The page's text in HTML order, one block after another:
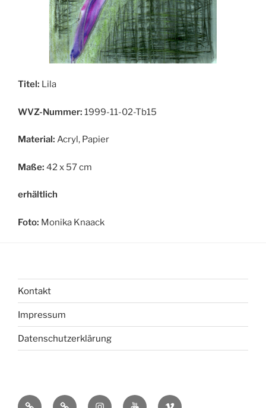
Titel: Lila
WVZ-Nummer: 1999-11-02-Tb15
Material: Acryl, Papier
Maße: 42 x 57 cm
erhältlich
Foto: Monika Knaack
Kontakt
Impressum
Datenschutzerklärung
bsky MastadonInstagramYou Vimeo